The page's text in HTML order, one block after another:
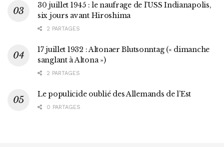
30 juillet 1945 : le naufrage de l’USS Indianapolis,
six jours avant Hiroshima
2 PARTAGES
17 juillet 1932 : Altonaer Blutsonntag (« dimanche
sanglant à Altona »)
2 PARTAGES
Le populicide oublié des Allemands de l’Est
0 PARTAGES